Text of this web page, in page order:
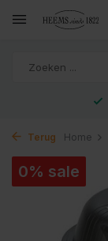
Terug Home
0% sale